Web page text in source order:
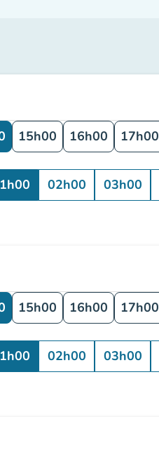
15h00 16h00 17h00
02h00 03h00
15h00 16h00 17h00
02h00 03h00